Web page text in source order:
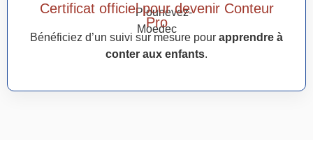
Certificat officiel pour devenir Conteur
Pro
Bénéficiez d’un suivi sur mesure pour apprendre à
conter aux enfants.